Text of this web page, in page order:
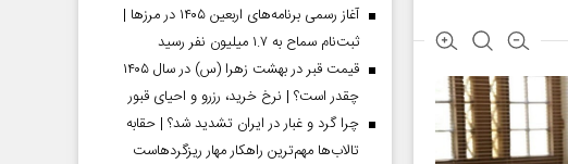
آغاز رسمی برنامه‌های اربعین ۱۴۰۵ در مرز‌ها |
ثبت‌نام سماح به ۱.۷ میلیون نفر رسید
قیمت قبر در بهشت زهرا (س) در سال ۱۴۰۵
چقدر است؟ | نرخ خرید، رزرو و احیای قبور
چرا گرد و غبار در ایران تشدید شد؟ | حقابه
تالاب‌ها مهم‌ترین راهکار مهار ریزگردهاست